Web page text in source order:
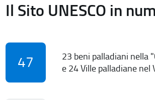
Il Sito UNESCO in
47
23 beni palladiani nella
e 24 Ville palladiane nel